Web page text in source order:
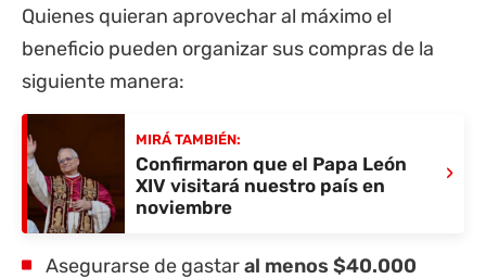
Quienes quieran aprovechar al máximo el
beneficio pueden organizar sus compras de la
siguiente manera:
MIRÁ TAMBIÉN:
Confirmaron que el Papa León
XIV visitará nuestro país en
noviembre
›
Asegurarse de gastaral menos $40.000